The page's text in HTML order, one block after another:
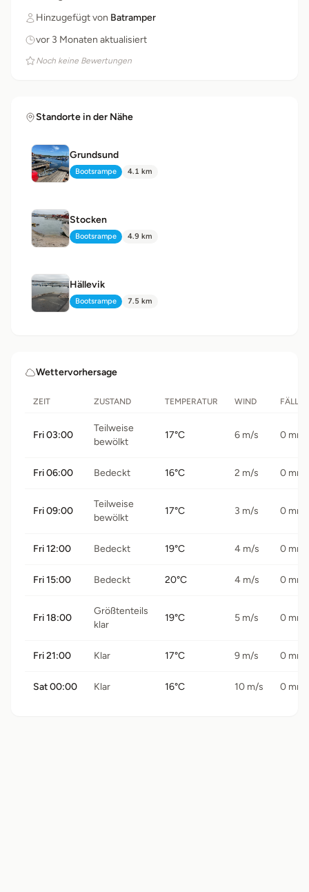
Hinzugefügt von Batramper
vor 3 Monaten aktualisiert
Noch keine Bewertungen
Standorte in der Nähe
Grundsund
Typ:
Bootsrampe Distanz:
4.1 km
Stocken
Typ:
Bootsrampe Distanz:
4.9 km
Hällevik
Typ:
Bootsrampe Distanz:
7.5 km
Wettervorhersage
ZEIT ZUSTAND TEMPERATUR WIND
Fri 03:00
Teilweise
bewölkt
17°C 6 m/s 0 mm
Fri 06:00 Bedeckt 16°C 2 m/s 0 mm
Fri 09:00
Teilweise
bewölkt
17°C 3 m/s 0 mm
Fri 12:00 Bedeckt 19°C 4 m/s 0 mm
Fri 15:00 Bedeckt 20°C 4 m/s 0 mm
Fri 18:00
Größtenteils
klar
19°C 5 m/s 0 mm
Fri 21:00 Klar 17°C 9 m/s 0 mm
Sat 00:00 Klar 16°C 10 m/s 0 mm